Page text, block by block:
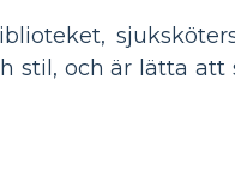
stil, och är lätta att